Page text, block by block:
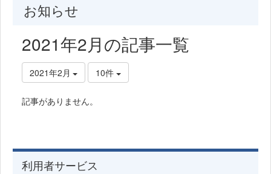
お知らせ
2021年2月の記事一覧
2021年2月 10件
記事がありません。
利用者サービス